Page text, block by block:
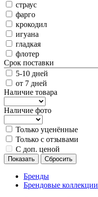
страус
фарго
крокодил
игуана
гладкая
флотер
Срок поставки
5-10 дней
от 7 дней
Наличие товара
Наличие фото
Только уценённые
Только с отзывами
С доп. ценой
Показать Сбросить
Бренды
Брендовые коллекции